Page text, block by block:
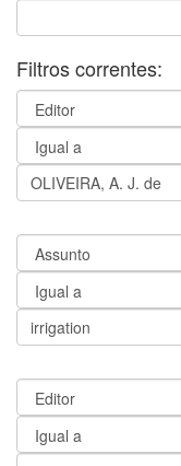
Filtros correntes: